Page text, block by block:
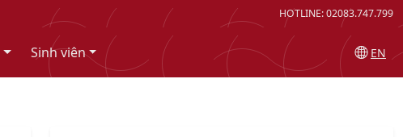
HOTLINE: 02083.747.799
Sinh viên EN